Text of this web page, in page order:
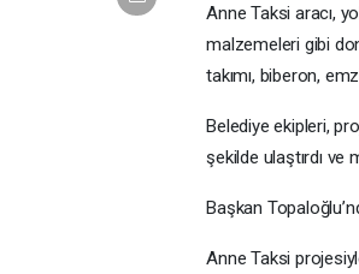
Anne Taksi aracı,
malzemeleri gibi
takımı, biberon,
Belediye ekipleri,
şekilde ulaştırdı ve
Başkan
Anne Taksi